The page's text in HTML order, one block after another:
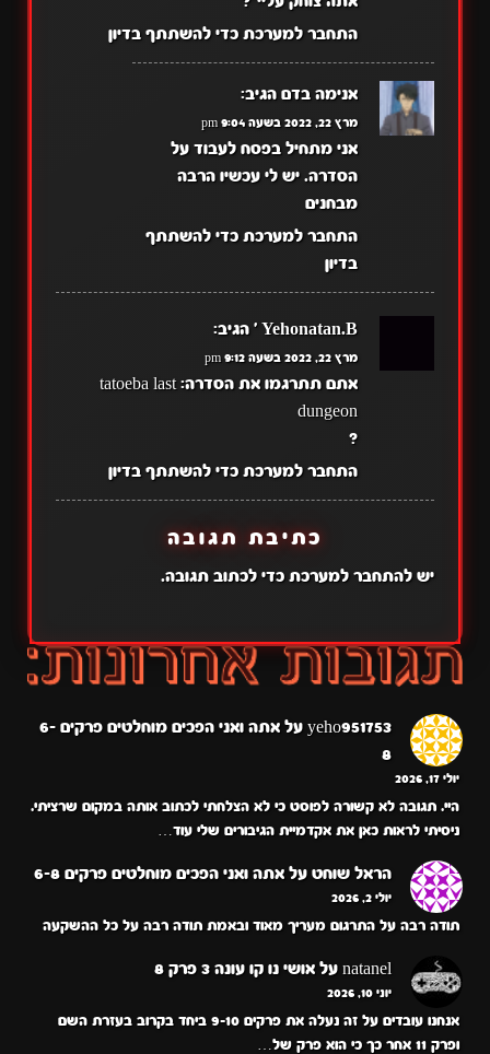
התחבר למערכת כדי להשתתף בדיון
אנימה בדם הגיב:
מרץ 22, 2022 בשעה 9:04 pm
אני מתחיל בפסח לעבוד על
הסדרה. יש לי עכשיו הרבה
מבחנים
התחבר למערכת כדי להשתתף
בדיון
Yehonatan.B ' הגיב:
מרץ 22, 2022 בשעה 9:12 pm
אתם תתרגמו את הסדרה: tatoeba last
dungeon
?
התחבר למערכת כדי להשתתף בדיון
כתיבת תגובה
יש להתחבר למערכתכדי לכתוב תגובה.
yeho951753 על
אתה ואני הפכים מוחלטים פרקים 6-
8
יולי 17, 2026
היי. תגובה לא קשורה לפוסט כי לא הצלחתי לכתוב אותה במקום שרציתי.
ניסיתי לראות כאן את אקדמיית הגיבורים שלי עוד…
הראל שוחט על אתה ואני הפכים מוחלטים פרקים 6-8
יולי 2, 2026
תודה רבה על התרגום מעריך מאוד ובאמת תודה רבה על כל ההשקעה
natanel על אושי נו קו עונה 3 פרק 8
יוני 10, 2026
אנחנו עובדים על זה נעלה את פרקים 9-10 ביחד בקרוב בעזרת השם
ופרק 11 אחר כך כי הוא פרק של…